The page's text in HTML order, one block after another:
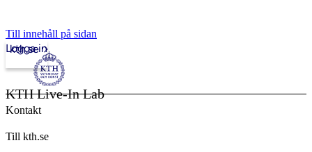
Till innehåll på sidan
kth.se
Logga in
KTH Live-In Lab
Kontakt
Till kth.se